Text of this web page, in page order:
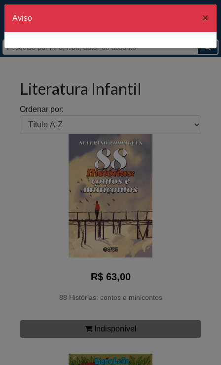
Literatura Infantil
Ordenar por:
R$ 63,00
88 Histórias: contos e minicontos
Indisponível
Aviso ×